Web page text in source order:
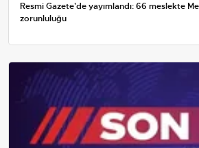
Resmi Gazete'de yayımlandı: 66 meslekte
zorunluluğu